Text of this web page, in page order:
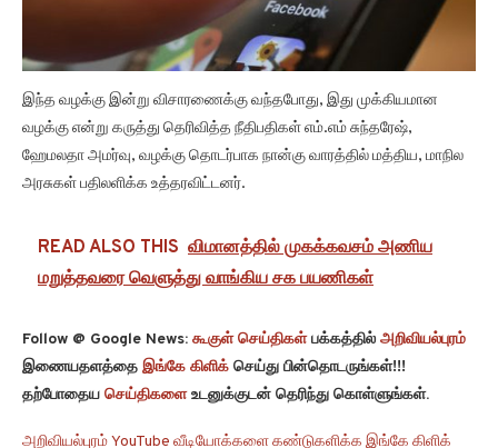
இந்த வழக்கு இன்று விசாரணைக்கு வந்தபோது, இது முக்கியமான
வழக்கு என்று கருத்து தெரிவித்த நீதிபதிகள் எம்.எம் சுந்தரேஷ்,
ஹேமலதா அமர்வு, வழக்கு தொடர்பாக நான்கு வாரத்தில் மத்திய, மாநில
அரசுகள் பதிலளிக்க உத்தரவிட்டனர்.
READ ALSO THIS விமானத்தில் முகக்கவசம் அணிய
மறுத்தவரை வெளுத்து வாங்கிய சக பயணிகள்
Follow @ Google News: கூகுள் செய்திகள்பக்கத்தில் அறிவியல்புரம்
இணையதளத்தை இங்கே கிளிக் செய்து பின்தொடருங்கள்!!!
தற்போதைய செய்திகளைஉடனுக்குடன் தெரிந்து கொள்ளுங்கள்.
அறிவியல்புரம் YouTube வீடியோக்களை கண்டுகளிக்க இங்கே கிளிக்